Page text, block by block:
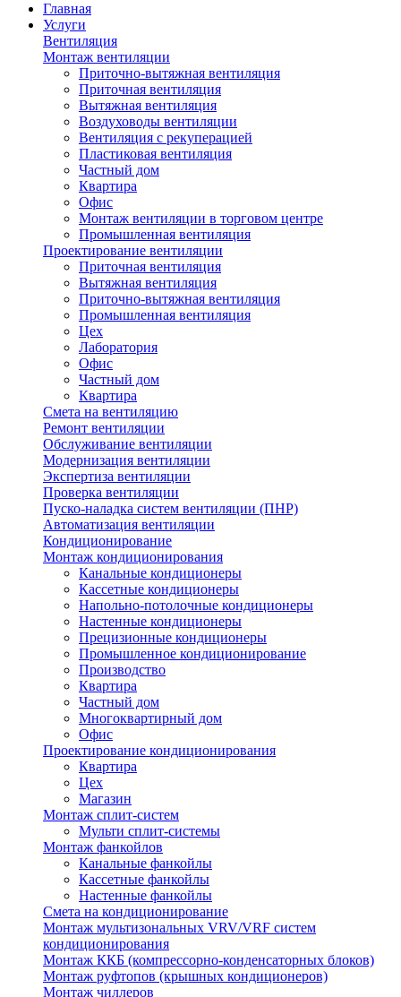
Главная
Услуги
Вентиляция
Монтаж вентиляции
Приточно-вытяжная вентиляция
Приточная вентиляция
Вытяжная вентиляция
Воздуховоды вентиляции
Вентиляция с рекуперацией
Пластиковая вентиляция
Частный дом
Квартира
Офис
Монтаж вентиляции в торговом центре
Промышленная вентиляция
Проектирование вентиляции
Приточная вентиляция
Вытяжная вентиляция
Приточно-вытяжная вентиляция
Промышленная вентиляция
Цех
Лаборатория
Офис
Частный дом
Квартира
Смета на вентиляцию
Ремонт вентиляции
Обслуживание вентиляции
Модернизация вентиляции
Экспертиза вентиляции
Проверка вентиляции
Пуско-наладка систем вентиляции (ПНР)
Автоматизация вентиляции
Кондиционирование
Монтаж кондиционирования
Канальные кондиционеры
Кассетные кондиционеры
Напольно-потолочные кондиционеры
Настенные кондиционеры
Прецизионные кондиционеры
Промышленное кондиционирование
Производство
Квартира
Частный дом
Многоквартирный дом
Офис
Проектирование кондиционирования
Квартира
Цех
Магазин
Монтаж сплит-систем
Мульти сплит-системы
Монтаж фанкойлов
Канальные фанкойлы
Кассетные фанкойлы
Настенные фанкойлы
Смета на кондиционирование
Монтаж мультизональных VRV/VRF систем
кондиционирования
Монтаж ККБ (компрессорно-конденсаторных блоков)
Монтаж руфтопов (крышных кондиционеров)
Монтаж чиллеров